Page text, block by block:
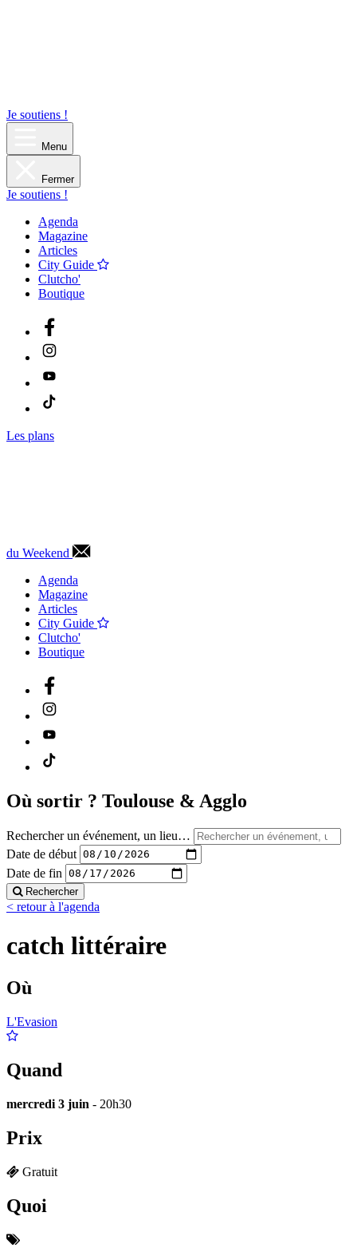
Je soutiens !
Menu
Fermer
Je soutiens !
Agenda
Magazine
Articles
City Guide
Clutcho'
Boutique
Les plans
du Weekend
Agenda
Magazine
Articles
City Guide
Clutcho'
Boutique
Où sortir ? Toulouse & Agglo
Rechercher un événement, un lieu…
Date de début
Date de fin
Rechercher
< retour à l'agenda
catch littéraire
Où
L'Evasion
Quand
mercredi 3 juin - 20h30
Prix
Gratuit
Quoi